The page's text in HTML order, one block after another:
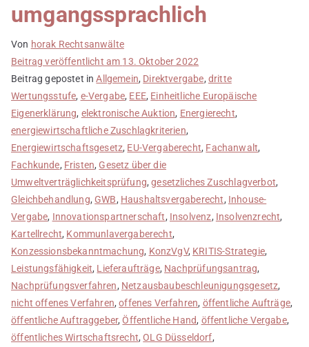
umgangssprachlich
Von horak Rechtsanwälte
Beitrag veröffentlicht am 13. Oktober 2022
Beitrag gepostet inAllgemein, Direktvergabe, dritte
Wertungsstufe, e-Vergabe, EEE, Einheitliche Europäische
Eigenerklärung, elektronische Auktion, Energierecht,
energiewirtschaftliche Zuschlagkriterien,
Energiewirtschaftsgesetz, EU-Vergaberecht, Fachanwalt,
Fachkunde, Fristen, Gesetz über die
Umweltverträglichkeitsprüfung,gesetzliches Zuschlagverbot,
Gleichbehandlung, GWB, Haushaltsvergaberecht, Inhouse-
Vergabe, Innovationspartnerschaft, Insolvenz, Insolvenzrecht,
Kartellrecht, Kommunlavergaberecht,
Konzessionsbekanntmachung, KonzVgV, KRITIS-Strategie,
Leistungsfähigkeit, Lieferaufträge, Nachprüfungsantrag,
Nachprüfungsverfahren, Netzausbaubeschleunigungsgesetz,
nicht offenes Verfahren,offenes Verfahren, öffentliche Aufträge,
öffentliche Auftraggeber,Öffentliche Hand, öffentliche Vergabe,
öffentliches Wirtschaftsrecht,OLG Düsseldorf,